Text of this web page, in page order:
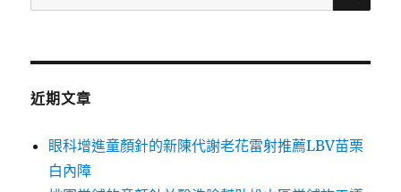
尋
鍵
近期文章
眼科增進童顏針的新陳代謝老花雷射推薦LBV苗栗
白內障